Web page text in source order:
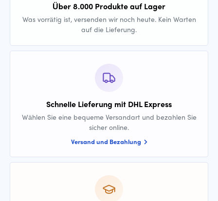
Über 8.000 Produkte auf Lager
Was vorrätig ist, versenden wir noch heute. Kein Warten
auf die Lieferung.
Schnelle Lieferung mit DHL Express
Wählen Sie eine bequeme Versandart und bezahlen Sie
sicher online.
Versand und Bezahlung